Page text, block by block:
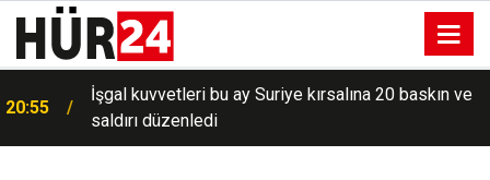
20:55
İşgal kuvvetleri bu ay Suriye kırsalına 20 baskın ve
saldırı düzenledi